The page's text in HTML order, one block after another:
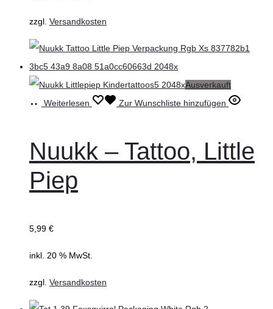
zzgl. Versandkosten
Ausverkauft
Weiterlesen
Zur Wunschliste hinzufügen
Nuukk – Tattoo, Little
Piep
5,99 €
inkl. 20 % MwSt.
zzgl. Versandkosten